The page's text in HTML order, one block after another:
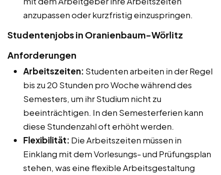
anzupassen oder kurzfristig einzuspringen.
Studentenjobs in Oranienbaum-Wörlitz
Anforderungen
Arbeitszeiten: Studenten arbeiten in der Regel
bis zu 20 Stunden pro Woche während des
Semesters, um ihr Studium nicht zu
beeinträchtigen. In den Semesterferien kann
diese Stundenzahl oft erhöht werden.
Flexibilität: Die Arbeitszeiten müssen in
Einklang mit dem Vorlesungs- und Prüfungsplan
stehen, was eine flexible Arbeitsgestaltung